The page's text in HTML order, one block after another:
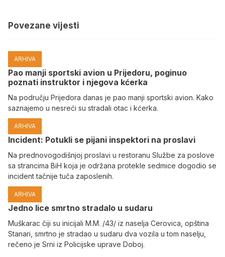
Povezane vijesti
ARHIVA
Pao manji sportski avion u Prijedoru, poginuo
poznati instruktor i njegova kćerka
Na području Prijedora danas je pao manji sportski avion. Kako
saznajemo u nesreći su stradali otac i kćerka.
ARHIVA
Incident: Potukli se pijani inspektori na proslavi
Na prednovogodišnjoj proslavi u restoranu Službe za poslove
sa strancima BiH koja je održana protekle sedmice dogodio se
incident tačnije tuča zaposlenih.
ARHIVA
Јedno lice smrtno stradalo u sudaru
Muškarac čiji su inicijali M.M. /43/ iz naselja Cerovica, opština
Stanari, smrtno je stradao u sudaru dva vozila u tom naselju,
rečeno je Srni iz Policijske uprave Doboj.